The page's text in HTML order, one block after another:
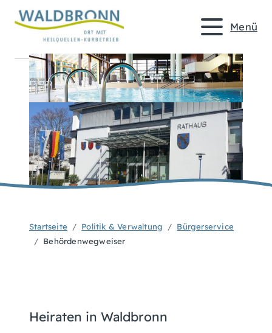
Menü
Startseite Politik & Verwaltung
Bürgerservice
Behördenwegweiser
Heiraten in Waldbronn